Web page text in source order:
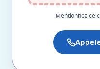
Mentionnez ce